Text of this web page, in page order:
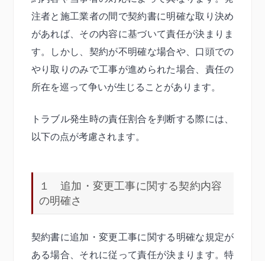
注者と施工業者の間で契約書に明確な取り決め
があれば、その内容に基づいて責任が決まりま
す。しかし、契約が不明確な場合や、口頭での
やり取りのみで工事が進められた場合、責任の
所在を巡って争いが生じることがあります。
トラブル発生時の責任割合を判断する際には、
以下の点が考慮されます。
１ 追加・変更工事に関する契約内容
の明確さ
契約書に追加・変更工事に関する明確な規定が
ある場合、それに従って責任が決まります。特